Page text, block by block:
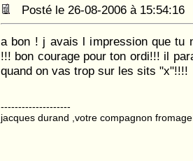
Posté le 26-08-2006 à
a bon ! j avais l impression que tu
!!! bon courage pour ton ordi!!! il
quand on vas trop sur les sits "x"!!!!
--------------------
jacques durand ,votre compagnon